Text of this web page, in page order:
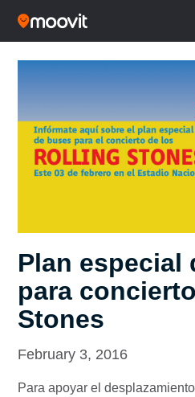
Plan especial
para
Stones
February 3, 2016
Para apoyar el